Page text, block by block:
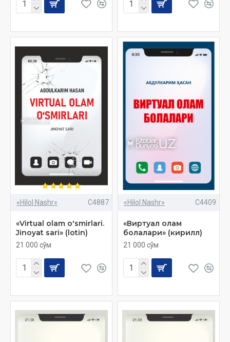
«Hilol Nashr» C4887
«Virtual olam o'smirlari.
Jinoyat sari» (lotin)
21 000 сўм
«Hilol Nashr» C4409
«Виртуал олам
болалари» (кирилл)
21 000 сўм